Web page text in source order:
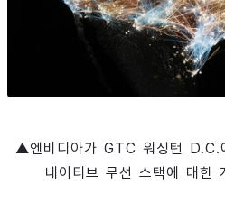
▲엔비디아가 GTC 워싱턴 D.C.
네이티브 무선 스택에 대한